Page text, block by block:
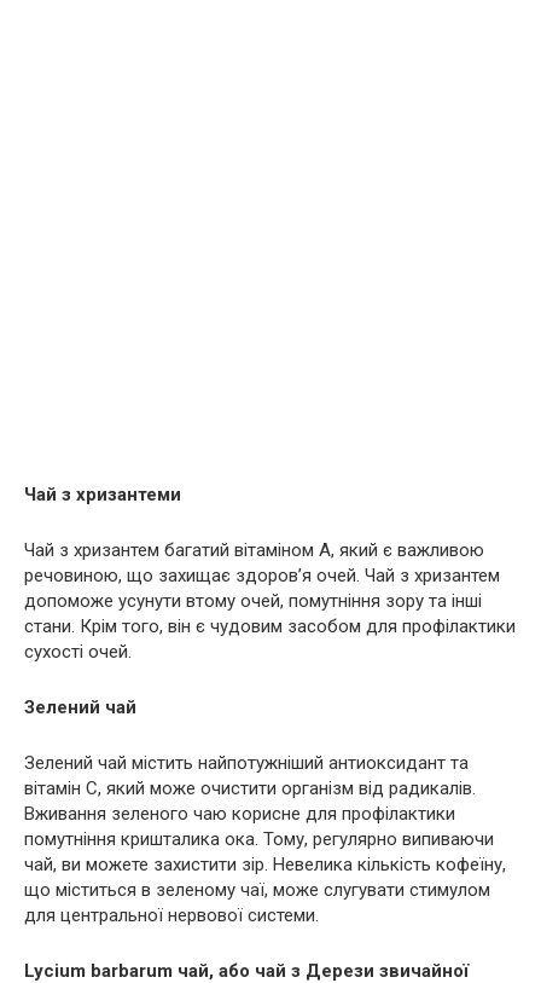
Чай з хризантеми
Чай з хризантем багатий вітаміном А, який є важливою
речовиною, що захищає здоров’я очей. Чай з хризантем
допоможе усунути втому очей, помутніння зору та інші
стани. Крім того, він є чудовим засобом для профілактики
сухості очей.
Зелений чай
Зелений чай містить найпотужніший антиоксидант та
вітамін С, який може очистити організм від радикалів.
Вживання зеленого чаю корисне для профілактики
помутніння кришталика ока. Тому, регулярно випиваючи
чай, ви можете захистити зір. Невелика кількість кофеїну,
що міститься в зеленому чаї, може слугувати стимулом
для центральної нервової системи.
Lycium barbarum чай, або чай з Дерези звичайної